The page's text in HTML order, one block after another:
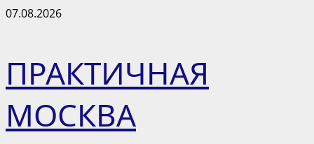
Перейти
07.08.2026
ПРАКТИЧНАЯ
МОСКВА